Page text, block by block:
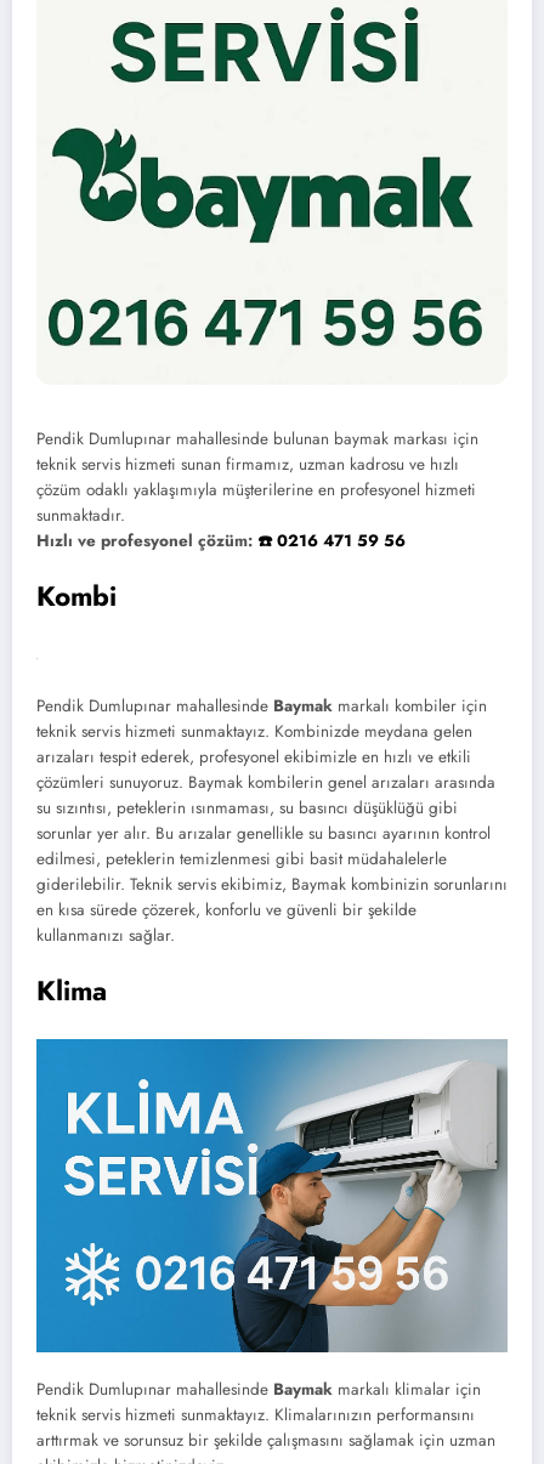
Pendik Dumlupınar mahallesinde bulunan baymak markası için
teknik servis hizmeti sunan firmamız, uzman kadrosu ve hızlı
çözüm odaklı yaklaşımıyla müşterilerine en profesyonel hizmeti
sunmaktadır.
Hızlı ve profesyonel çözüm: ☎️ 0216 471 59 56
Kombi
Pendik Dumlupınar mahallesinde Baymak markalı kombiler için
teknik servis hizmeti sunmaktayız. Kombinizde meydana gelen
arızaları tespit ederek, profesyonel ekibimizle en hızlı ve etkili
çözümleri sunuyoruz. Baymak kombilerin genel arızaları arasında
su sızıntısı, peteklerin ısınmaması, su basıncı düşüklüğü gibi
sorunlar yer alır. Bu arızalar genellikle su basıncı ayarının kontrol
edilmesi, peteklerin temizlenmesi gibi basit müdahalelerle
giderilebilir. Teknik servis ekibimiz, Baymak kombinizin sorunlarını
en kısa sürede çözerek, konforlu ve güvenli bir şekilde
kullanmanızı sağlar.
Klima
Pendik Dumlupınar mahallesinde Baymak markalı klimalar için
teknik servis hizmeti sunmaktayız. Klimalarınızın performansını
arttırmak ve sorunsuz bir şekilde çalışmasını sağlamak için uzman